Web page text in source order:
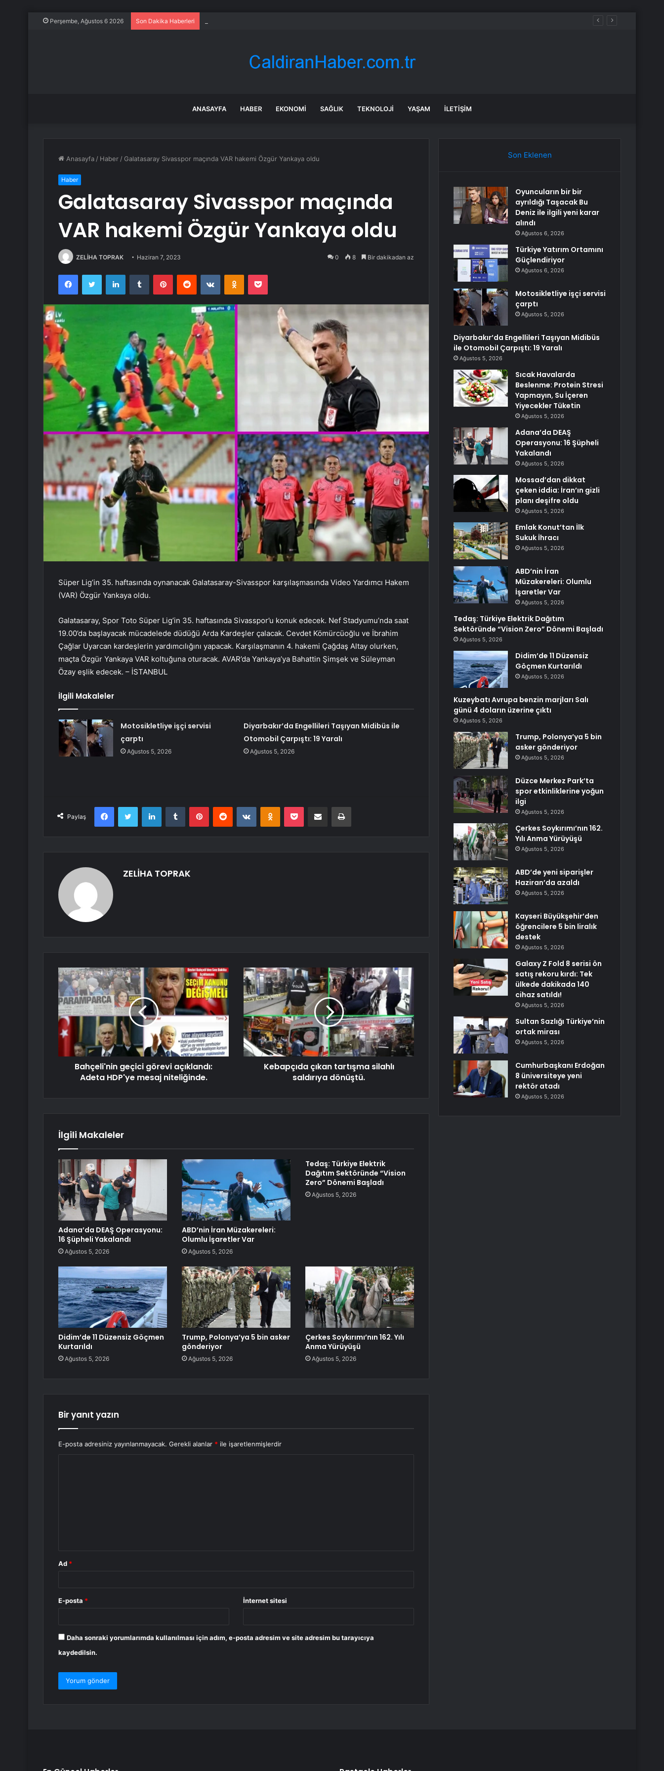
Perşembe, Ağustos 6 2026 Son Dakika Haberleri
ANASAYFA HABER EKONOMI SAĞLIK TEKNOLOJI YAŞAM İLETIŞIM
Anasayfa / Haber / Galatasaray Sivasspor maçında VAR hakemi Özgür Yankaya oldu
Haber
Galatasaray Sivasspor maçında
VAR hakemi Özgür Yankaya oldu
ZELİHA TOPRAK Haziran 7, 2023 0 8 Bir dakikadan az
FacebookTwitter LinkedInTumblr PinterestReddit VKontakteOdnoklassniki
Pocket
Süper Lig’in 35. haftasında oynanacak Galatasaray-Sivasspor karşılaşmasında Video Yardımcı Hakem
(VAR) Özgür Yankaya oldu.
Galatasaray, Spor Toto Süper Lig’in 35. haftasında Sivasspor’u konuk edecek. Nef Stadyumu’nda saat
19.00’da başlayacak mücadelede düdüğü Arda Kardeşler çalacak. Cevdet Kömürcüoğlu ve İbrahim
Çağlar Uyarcan kardeşlerin yardımcılığını yapacak. Karşılaşmanın 4. hakemi Çağdaş Altay olurken,
maçta Özgür Yankaya VAR koltuğuna oturacak. AVAR’da Yankaya’ya Bahattin Şimşek ve Süleyman
Özay eşlik edecek. – İSTANBUL
İlgili Makaleler
Motosikletliye işçi servisi
çarptı
Ağustos 5, 2026
Diyarbakır’da Engellileri Taşıyan Midibüs ile
Otomobil Çarpıştı: 19 Yaralı
Ağustos 5, 2026
Paylaş
FacebookTwitter LinkedInTumblr PinterestReddit VKontakteOdnoklassniki
Pocket E-Posta ile paylaş Yazdır
ZELİHA TOPRAK
Bahçeli'nin geçici görevi açıklandı:
Adeta HDP'ye mesaj niteliğinde.
Kebapçıda çıkan tartışma silahlı
saldırıya dönüştü.
İlgili Makaleler
Adana’da DEAŞ Operasyonu:
16 Şüpheli Yakalandı
Ağustos 5, 2026
ABD’nin İran Müzakereleri:
Olumlu İşaretler Var
Ağustos 5, 2026
Tedaş: Türkiye Elektrik
Dağıtım Sektöründe “Vision
Zero” Dönemi Başladı
Ağustos 5, 2026
Didim’de 11 Düzensiz Göçmen
Kurtarıldı
Ağustos 5, 2026
Trump, Polonya’ya 5 bin asker
gönderiyor
Ağustos 5, 2026
Çerkes Soykırımı’nın 162. Yılı
Anma Yürüyüşü
Ağustos 5, 2026
Bir yanıt yazın
E-posta adresiniz yayınlanmayacak. Gerekli alanlar * ile işaretlenmişlerdir
Ad *
E-posta * İnternet sitesi
Daha sonraki yorumlarımda kullanılması için adım, e-posta adresim ve site adresim bu tarayıcıya
kaydedilsin.
Son Eklenen
Oyuncuların bir bir
ayrıldığı Taşacak Bu
Deniz ile ilgili yeni karar
alındı
Ağustos 6, 2026
Türkiye Yatırım Ortamını
Güçlendiriyor
Ağustos 6, 2026
Motosikletliye işçi servisi
çarptı
Ağustos 5, 2026
Diyarbakır’da Engellileri Taşıyan Midibüs
ile Otomobil Çarpıştı: 19 Yaralı
Ağustos 5, 2026
Sıcak Havalarda
Beslenme: Protein Stresi
Yapmayın, Su İçeren
Yiyecekler Tüketin
Ağustos 5, 2026
Adana’da DEAŞ
Operasyonu: 16 Şüpheli
Yakalandı
Ağustos 5, 2026
Mossad’dan dikkat
çeken iddia: İran’ın gizli
planı deşifre oldu
Ağustos 5, 2026
Emlak Konut’tan İlk
Sukuk İhracı
Ağustos 5, 2026
ABD’nin İran
Müzakereleri: Olumlu
İşaretler Var
Ağustos 5, 2026
Tedaş: Türkiye Elektrik Dağıtım
Sektöründe “Vision Zero” Dönemi Başladı
Ağustos 5, 2026
Didim’de 11 Düzensiz
Göçmen Kurtarıldı
Ağustos 5, 2026
Kuzeybatı Avrupa benzin marjları Salı
günü 4 doların üzerine çıktı
Ağustos 5, 2026
Trump, Polonya’ya 5 bin
asker gönderiyor
Ağustos 5, 2026
Düzce Merkez Park’ta
spor etkinliklerine yoğun
ilgi
Ağustos 5, 2026
Çerkes Soykırımı’nın 162.
Yılı Anma Yürüyüşü
Ağustos 5, 2026
ABD’de yeni siparişler
Haziran’da azaldı
Ağustos 5, 2026
Kayseri Büyükşehir’den
öğrencilere 5 bin liralık
destek
Ağustos 5, 2026
Galaxy Z Fold 8 serisi ön
satış rekoru kırdı: Tek
ülkede dakikada 140
cihaz satıldı!
Ağustos 5, 2026
Sultan Sazlığı Türkiye’nin
ortak mirası
Ağustos 5, 2026
Cumhurbaşkanı Erdoğan
8 üniversiteye yeni
rektör atadı
Ağustos 5, 2026